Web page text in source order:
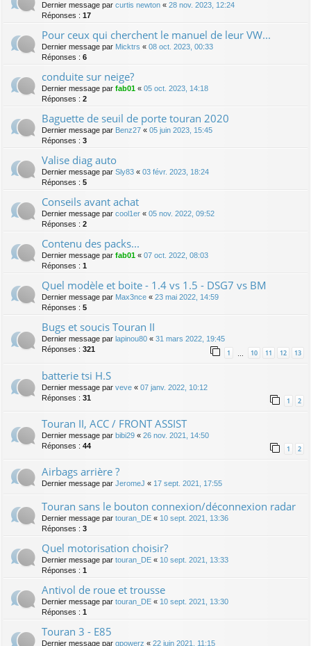
Dernier message par curtis newton « 28 nov. 2023, 12:24
Réponses : 17
Pour ceux qui cherchent le manuel de leur VW...
Dernier message par Micktrs « 08 oct. 2023, 00:33
Réponses : 6
conduite sur neige?
Dernier message par fab01 « 05 oct. 2023, 14:18
Réponses : 2
Baguette de seuil de porte touran 2020
Dernier message par Benz27 « 05 juin 2023, 15:45
Réponses : 3
Valise diag auto
Dernier message par Sly83 « 03 févr. 2023, 18:24
Réponses : 5
Conseils avant achat
Dernier message par cool1er « 05 nov. 2022, 09:52
Réponses : 2
Contenu des packs...
Dernier message par fab01 « 07 oct. 2022, 08:03
Réponses : 1
Quel modèle et boite - 1.4 vs 1.5 - DSG7 vs BM
Dernier message par Max3nce « 23 mai 2022, 14:59
Réponses : 5
Bugs et soucis Touran II
Dernier message par lapinou80 « 31 mars 2022, 19:45
Réponses : 321 1 10 11 12 13
batterie tsi H.S
Dernier message par veve « 07 janv. 2022, 10:12
Réponses : 31 1 2
Touran II, ACC / FRONT ASSIST
Dernier message par bibi29 « 26 nov. 2021, 14:50
Réponses : 44 1 2
Airbags arrière ?
Dernier message par JeromeJ « 17 sept. 2021, 17:55
Touran sans le bouton connexion/déconnexion radar
Dernier message par touran_DE « 10 sept. 2021, 13:36
Réponses : 3
Quel motorisation choisir?
Dernier message par touran_DE « 10 sept. 2021, 13:33
Réponses : 1
Antivol de roue et trousse
Dernier message par touran_DE « 10 sept. 2021, 13:30
Réponses : 1
Touran 3 - E85
Dernier message par gpowerz « 22 juin 2021, 11:15